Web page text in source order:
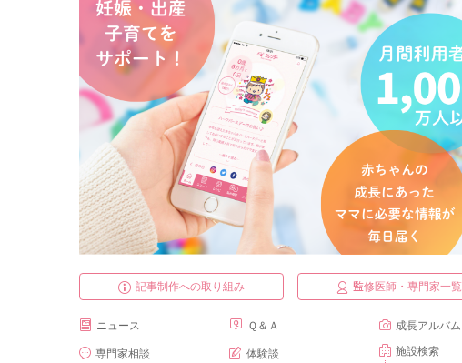
記事制作への取り組み 監修医師・専門家一覧
ニュース
専門家相談
Ｑ＆Ａ
体験談
成長アルバム
施設検索